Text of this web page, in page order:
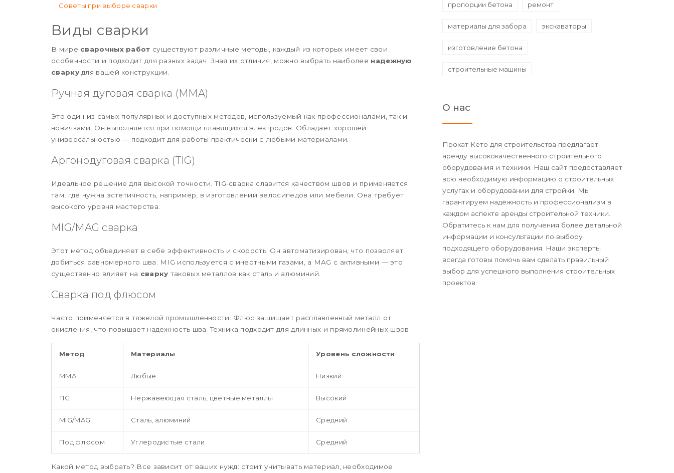
Советы при выборе сварки
Виды сварки
В мире сварочных работ существуют различные методы, каждый из которых имеет свои
особенности и подходит для разных задач. Зная их отличия, можно выбрать наиболее надежную
сваркудля вашей конструкции.
Ручная дуговая сварка (MMA)
Это один из самых популярных и доступных методов, используемый как профессионалами, так и
новичками. Он выполняется при помощи плавящихся электродов. Обладает хорошей
универсальностью — подходит для работы практически с любыми материалами.
Аргонодуговая сварка (TIG)
Идеальное решение для высокой точности. TIG-сварка славится качеством швов и применяется
там, где нужна эстетичность, например, в изготовлении велосипедов или мебели. Она требует
высокого уровня мастерства.
MIG/MAG сварка
Этот метод объединяет в себе эффективность и скорость. Он автоматизирован, что позволяет
добиться равномерного шва. MIG используется с инертными газами, а MAG с активными — это
существенно влияет на сварку таковых металлов как сталь и алюминий.
Сварка под флюсом
Часто применяется в тяжелой промышленности. Флюс защищает расплавленный металл от
окисления, что повышает надежность шва. Техника подходит для длинных и прямолинейных швов.
Метод Материалы Уровень сложности
MMA Любые Низкий
TIG Нержавеющая сталь, цветные металлы Высокий
MIG/MAG Сталь, алюминий Средний
Под флюсом Углеродистые стали Средний
Какой метод выбрать? Все зависит от ваших нужд: стоит учитывать материал, необходимое
пропорции бетона ремонт
материалы для забора экскаваторы
изготовление бетона
строительные машины
О нас
Прокат Кето для строительства предлагает
аренду высококачественного строительного
оборудования и техники. Наш сайт предоставляет
всю необходимую информацию о строительных
услугах и оборудовании для стройки. Мы
гарантируем надёжность и профессионализм в
каждом аспекте аренды строительной техники.
Обратитесь к нам для получения более детальной
информации и консультации по выбору
подходящего оборудования. Наши эксперты
всегда готовы помочь вам сделать правильный
выбор для успешного выполнения строительных
проектов.